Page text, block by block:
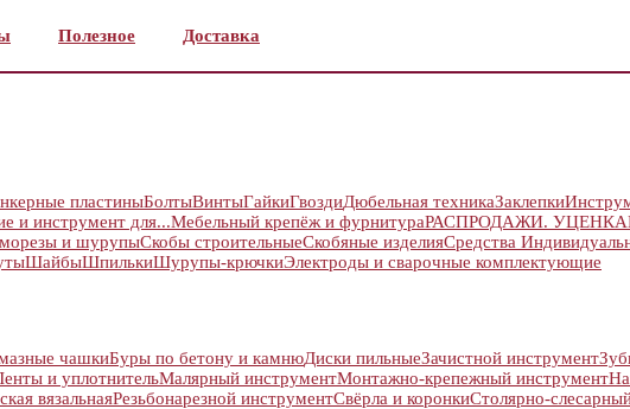
Полезное Доставка
пластиныБолтыВинтыГайкиГвоздиДюбельная техникаЗаклепки
и инструмент для...Мебельный крепёж и фурнитураРАСПРОДАЖИ. УЦЕНКА
и шурупыСкобы строительныеСкобяные изделияСредства
ШайбыШпилькиШурупы-крючкиЭлектроды и сварочные комплектующие
чашкиБуры по бетону и камнюДиски пильныеЗачистной инструмент
и уплотнительМалярный инструментМонтажно-крепежный инструмент
вязальнаяРезьбонарезной инструментСвёрла и коронкиСтолярно-